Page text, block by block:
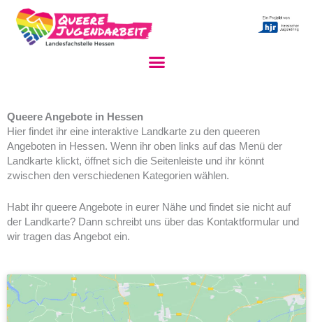
Inhalt
springen
Queere Angebote in Hessen
Hier findet ihr eine interaktive Landkarte zu den queeren
Angeboten in Hessen. Wenn ihr oben links auf das Menü der
Landkarte klickt, öffnet sich die Seitenleiste und ihr könnt
zwischen den verschiedenen Kategorien wählen.
Habt ihr queere Angebote in eurer Nähe und findet sie nicht auf
der Landkarte? Dann schreibt uns über das Kontaktformular und
wir tragen das Angebot ein.